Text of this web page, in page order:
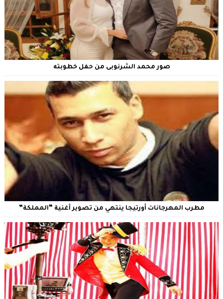
صور محمد الشرنوبى من حفل خطوبته
مطرب المهرجانات أورتيجا ينتهي من تصوير أغنية “المملكة”